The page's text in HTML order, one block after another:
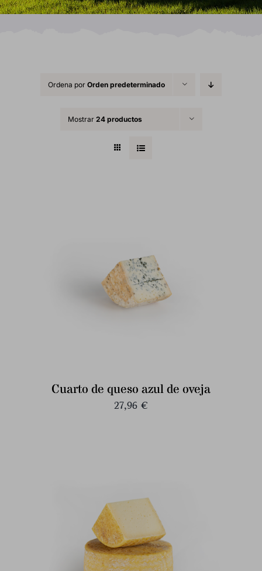
Ordena por Orden predeterminado
Mostrar 24 productos
Cuarto de queso azul de oveja
27,96 €